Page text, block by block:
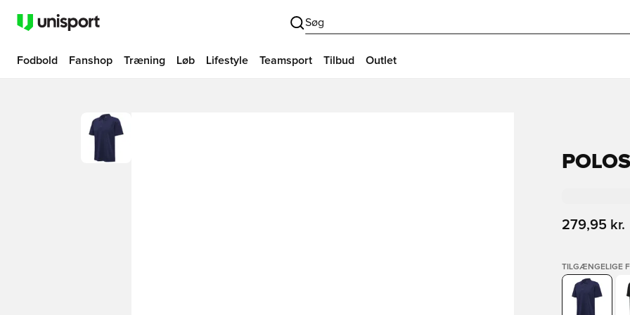
Søg
Fodbold Fanshop Træning Løb Lifestyle Teamsport Tilbud Outlet
279,95 kr.
TILGÆNGELIGE